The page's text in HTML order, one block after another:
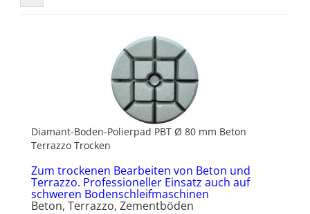
Diamant-Boden-Polierpad PBT Ø 80 mm Beton
Terrazzo Trocken
Zum trockenen Bearbeiten von Beton und
Terrazzo. Professioneller Einsatz auch auf
schweren Bodenschleifmaschinen
Beton, Terrazzo, Zementböden